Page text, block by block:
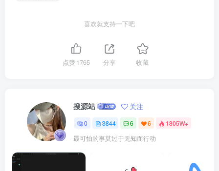
喜欢就支持一下吧
点赞1765 分享 收藏
搜源站 关注
0 3844 6 6 1805W+
最可怕的事莫过于无知而行动